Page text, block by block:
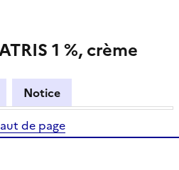
1 %, crème
Notice
de page